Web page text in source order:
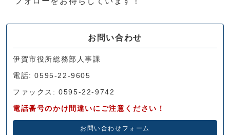
お問い合わせ
伊賀市役所総務部人事課
電話: 0595-22-9605
ファックス: 0595-22-9742
電話番号のかけ間違いにご注意ください！
お問い合わせフォーム